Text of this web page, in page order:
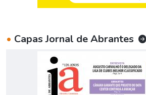
• Capas Jornal de Abrantes